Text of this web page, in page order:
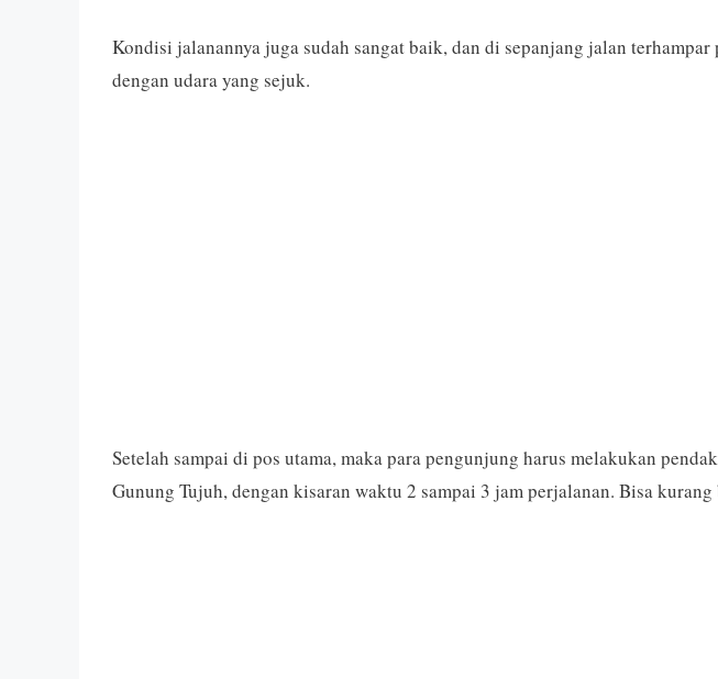
Kondisi jalanannya juga sudah sangat baik, dan di sepanjang jalan terhampar
dengan udara yang sejuk.
Setelah sampai di pos utama, maka para pengunjung harus melakukan
Gunung Tujuh, dengan kisaran waktu 2 sampai 3 jam perjalanan. Bisa